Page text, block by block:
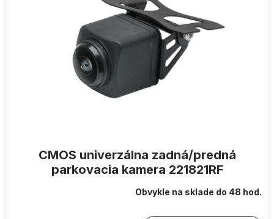
CMOS univerzálna zadná/predná
parkovacia kamera 221821RF
Obvykle na sklade do 48 hod.